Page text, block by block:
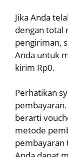
Jika Anda
dengan total
pengiriman,
Anda untuk
kirim Rp0.
Perhatikan
berarti
metode
pembayaran